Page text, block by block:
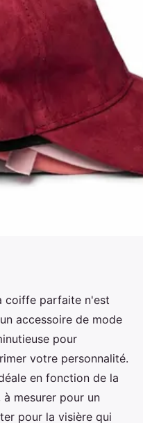
idéale:
coiffe parfaite n'est
accessoire de mode
pour
votre personnalité.
en fonction de la
mesurer pour un
pour la visière qui